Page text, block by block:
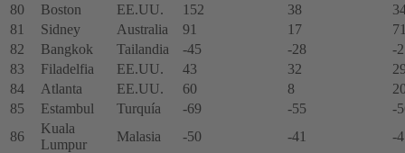
80
Boston EE.UU. 152 38
81
Sidney Australia 91 17
82
Bangkok Tailandia -45 -28
-
83
Filadelfia EE.UU. 43 32
84
Atlanta EE.UU. 60 8
85
Estambul Turquía -69 -55
-
86
Kuala
Lumpur
Malasia -50 -41
-